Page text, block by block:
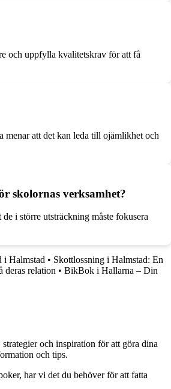
och uppfylla kvalitetskrav för att få
menar att det kan leda till ojämlikhet och
skolornas verksamhet?
i större utsträckning måste fokusera
i Halmstad • Skottlossning i Halmstad: En
deras relation • BikBok i Hallarna – Din
och inspiration för att göra dina
och tips.
har vi det du behöver för att fatta